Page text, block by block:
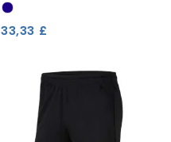
33,33 £